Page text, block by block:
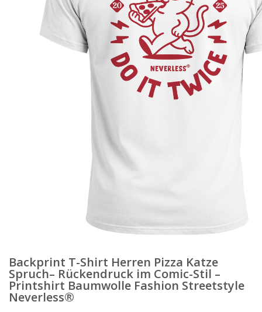
Backprint T-Shirt Herren Pizza Katze
Spruch– Rückendruck im Comic-Stil –
Printshirt Baumwolle Fashion Streetstyle
Neverless®